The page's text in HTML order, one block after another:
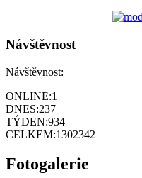
Návštěvnost
Návštěvnost:
ONLINE:1
DNES:237
TÝDEN:934
CELKEM:1302342
Fotogalerie